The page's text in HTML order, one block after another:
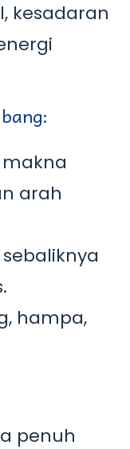
kesadaran
arah
hampa,
penuh